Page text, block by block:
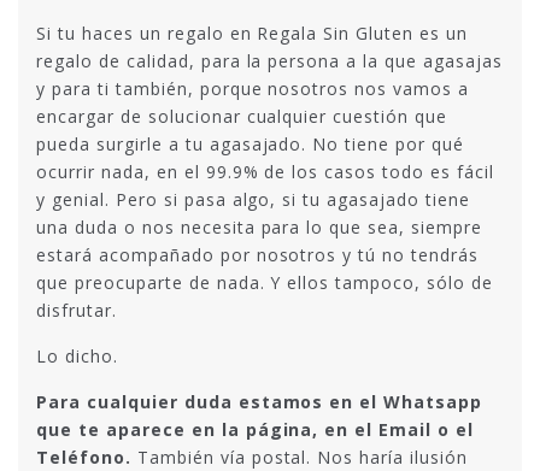
Si tu haces un regalo en Regala Sin Gluten es un
regalo de calidad, para la persona a la que agasajas
y para ti también, porque nosotros nos vamos a
encargar de solucionar cualquier cuestión que
pueda surgirle a tu agasajado. No tiene por qué
ocurrir nada, en el 99.9% de los casos todo es fácil
y genial. Pero si pasa algo, si tu agasajado tiene
una duda o nos necesita para lo que sea, siempre
estará acompañado por nosotros y tú no tendrás
que preocuparte de nada. Y ellos tampoco, sólo de
disfrutar.
Lo dicho.
Para cualquier duda estamos en el Whatsapp
que te aparece en la página, en el Email o el
Teléfono. También vía postal. Nos haría ilusión